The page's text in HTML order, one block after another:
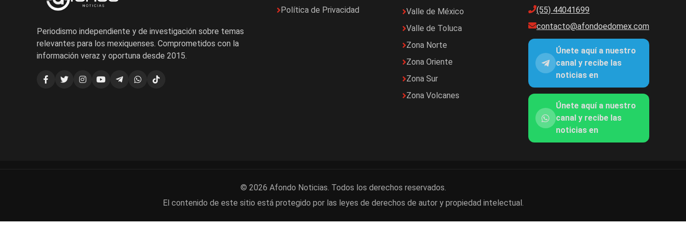
Periodismo independiente y de investigación sobre temas
relevantes para los mexiquenses. Comprometidos con la
información veraz y oportuna desde 2015.
Política de Privacidad
Valle de México
Valle de Toluca
Zona Norte
Zona Oriente
Zona Sur
Zona Volcanes
(55) 44041699
contacto@afondoedomex.com
Únete aquí a nuestro
canal y recibe las
noticias en
Únete aquí a nuestro
canal y recibe las
noticias en
© 2026 Afondo Noticias. Todos los derechos reservados.
El contenido de este sitio está protegido por las leyes de derechos de autor y propiedad intelectual.